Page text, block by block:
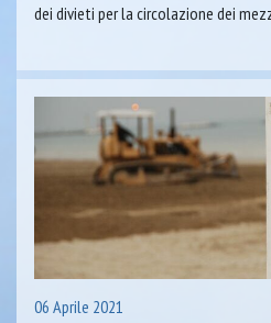
dei divieti per la circolazione dei
06 Aprile 2021